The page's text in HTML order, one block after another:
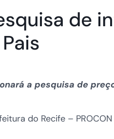
de
a pesquisa de
do Recife –